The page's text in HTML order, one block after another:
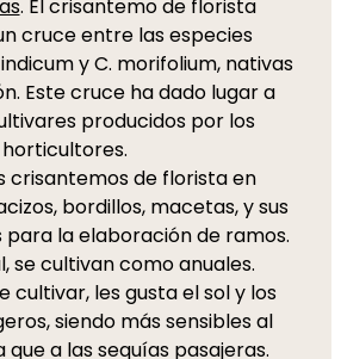
. El crisantemo de florista
cruce entre las especies
y C. morifolium, nativas
Este cruce ha dado lugar a
producidos por los
horticultores.
crisantemos de florista en
bordillos, macetas, y sus
para la elaboración de ramos.
se cultivan como anuales.
cultivar, les gusta el sol y los
siendo más sensibles al
que a las sequías pasajeras.